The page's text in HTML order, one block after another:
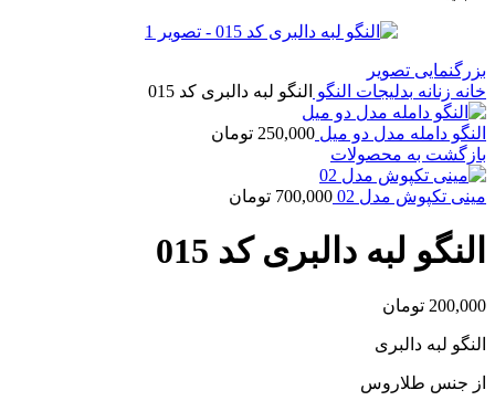
بزرگنمایی تصویر
خانه زنانه بدلیجات النگو النگو لبه دالبری کد 015
النگو دامله مدل دو میل 250,000 تومان
بازگشت به محصولات
مینی تکپوش مدل 02 700,000 تومان
النگو لبه دالبری کد 015
200,000 تومان
النگو لبه دالبری
از جنس طلاروس